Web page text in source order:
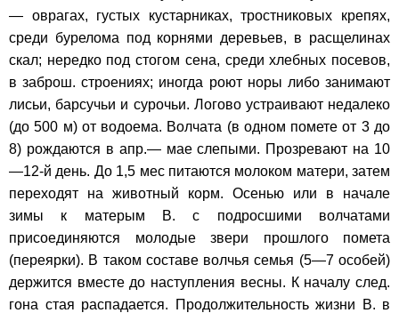
— оврагах, густых кустарниках, тростниковых крепях,
среди бурелома под корнями деревьев, в расщелинах
скал; нередко под стогом сена, среди хлебных посевов,
в заброш. строениях; иногда роют норы либо занимают
лисьи, барсучьи и сурочьи. Логово устраивают недалеко
(до 500 м) от водоема. Волчата (в одном помете от 3 до
8) рождаются в апр.— мае слепыми. Прозревают на 10
—12-й день. До 1,5 мес питаются молоком матери, затем
переходят на животный корм. Осенью или в начале
зимы к матерым В. с подросшими волчатами
присоединяются молодые звери прошлого помета
(переярки). В таком составе волчья семья (5—7 особей)
держится вместе до наступления весны. К началу след.
гона стая распадается. Продолжительность жизни В. в